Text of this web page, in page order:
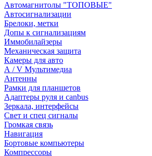
Автомагнитолы "ТОПОВЫЕ"
Автосигнализации
Брелоки, метки
Допы к сигнализациям
Иммобилайзеры
Механическая защита
Камеры для авто
А / V Мультимедиа
Антенны
Рамки для планшетов
Адаптеры руля и canbus
Зеркала, интерфейсы
Свет и спец сигналы
Громкая связь
Навигация
Бортовые компьютеры
Компрессоры